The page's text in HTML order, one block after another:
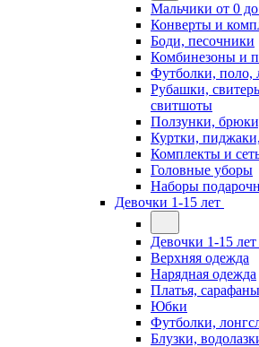
Мальчики от 0 до
Конверты и
Боди, песочники
Комбинезоны и
Футболки, поло,
Рубашки,
свитшоты
Ползунки,
Куртки,
Комплекты и
Головные уборы
Наборы
Девочки 1-15 лет
Девочки 1-15 лет
Верхняя одежда
Нарядная одежда
Платья, сарафаны
Юбки
Футболки,
Блузки,